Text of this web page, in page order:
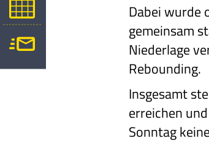
Dabei wurde
gemeinsam
Niederlage
Rebounding.
Insgesamt
erreichen
Sonntag